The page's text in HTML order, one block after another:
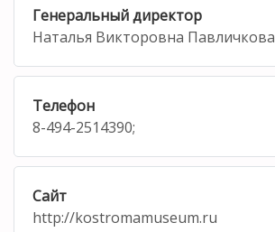
Генеральный директор
Наталья Викторовна Павличкова
Телефон
8-494-2514390;
Сайт
http://kostromamuseum.ru